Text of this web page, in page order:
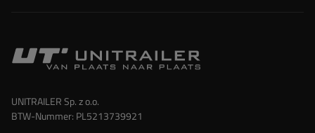
UNITRAILER Sp. z o.o.
BTW-Nummer: PL5213739921